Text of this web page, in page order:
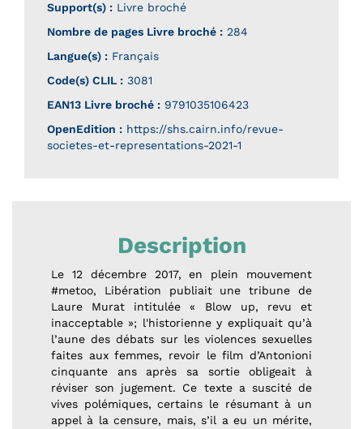
Support(s) : Livre broché
Nombre de pages Livre broché : 284
Langue(s) : Français
Code(s) CLIL : 3081
EAN13 Livre broché : 9791035106423
OpenEdition : https://shs.cairn.info/revue-
societes-et-representations-2021-1
Description
Le 12 décembre 2017, en plein mouvement
#metoo, Libération publiait une tribune de
Laure Murat intitulée « Blow up, revu et
inacceptable »; l'historienne y expliquait qu’à
l’aune des débats sur les violences sexuelles
faites aux femmes, revoir le film d’Antonioni
cinquante ans après sa sortie obligeait à
réviser son jugement. Ce texte a suscité de
vives polémiques, certains le résumant à un
appel à la censure, mais, s’il a eu un mérite,